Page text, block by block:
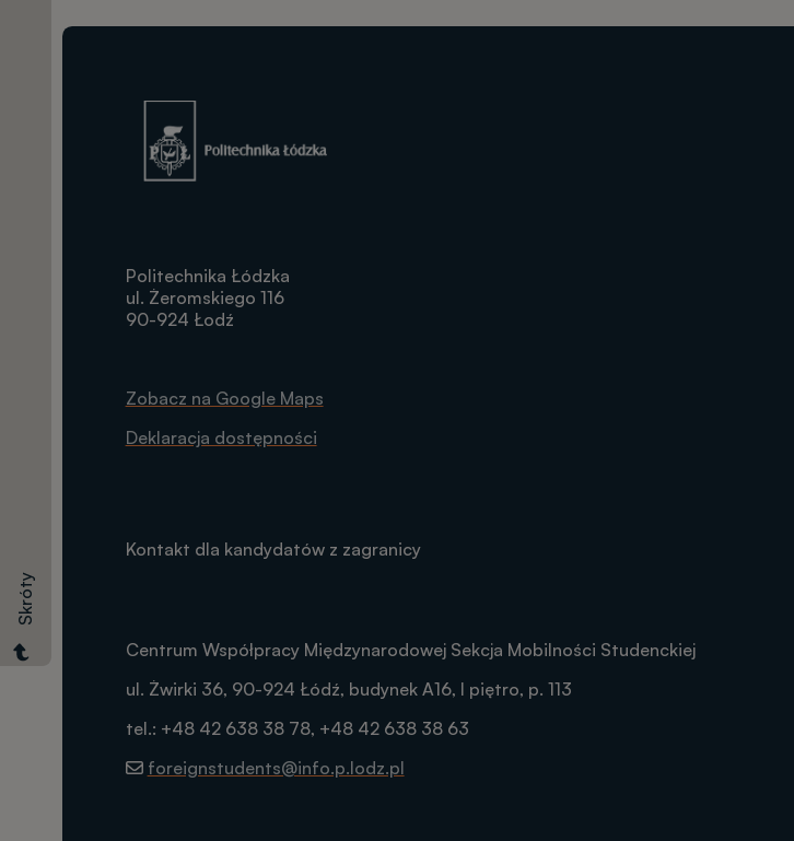
Obraz
Politechnika Łódzka
ul. Żeromskiego 116
90-924 Łodź
Zobacz na Google Maps
Deklaracja dostępności
Kontakt dla kandydatów z zagranicy
Centrum Współpracy Międzynarodowej Sekcja Mobilności Studenckiej
ul. Żwirki 36, 90-924 Łódź, budynek A16, I piętro, p. 113
tel.: +48 42 638 38 78, +48 42 638 38 63
foreignstudents@info.p.lodz.pl
Skróty
Kalkulator
Terminy
Dokumenty